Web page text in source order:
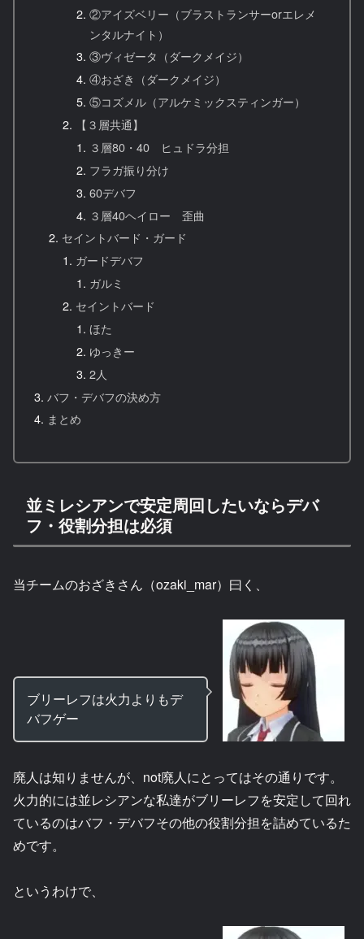
②アイズベリー（ブラストランサーorエレメ
ンタルナイト）
③ヴィゼータ（ダークメイジ）
④おざき（ダークメイジ）
⑤コズメル（アルケミックスティンガー）
【３層共通】
３層80・40 ヒュドラ分担
フラガ振り分け
60デバフ
３層40ヘイロー 歪曲
セイントバード・ガード
ガードデバフ
ガルミ
セイントバード
ほた
ゆっきー
2人
バフ・デバフの決め方
まとめ
並ミレシアンで安定周回したいならデバ
フ・役割分担は必須
当チームのおざきさん（ozaki_mar）曰く、
ブリーレフは火力よりもデ
バフゲー
廃人は知りませんが、not廃人にとってはその通りです。
火力的には並レシアンな私達がブリーレフを安定して回れ
ているのはバフ・デバフその他の役割分担を詰めているた
めです。
というわけで、